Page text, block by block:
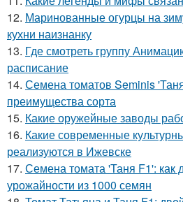
12. Маринованные огурцы на
кухни наизнанку
13. Где смотреть группу
расписание
14. Семена томатов Seminis
преимущества сорта
15. Какие оружейные заводы
16. Какие современные
реализуются в Ижевске
17. Семена томата 'Таня F1': как
урожайности из 1000 семян